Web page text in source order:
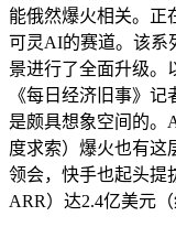
能俄然爆火相关。正
可灵AI的赛道。该系
景进行了全面升级。
《每日经济旧事》
是颇具想象空间的。
度求索）爆火也有这
领会，快手也起头提
ARR）达2.4亿美元